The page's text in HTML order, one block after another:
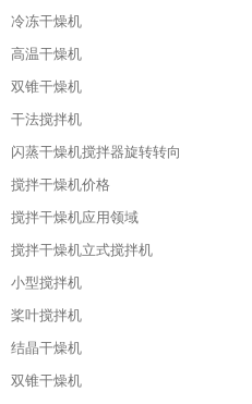
冷冻干燥机
高温干燥机
双锥干燥机
干法搅拌机
闪蒸干燥机搅拌器旋转转向
搅拌干燥机价格
搅拌干燥机应用领域
搅拌干燥机立式搅拌机
小型搅拌机
桨叶搅拌机
结晶干燥机
双锥干燥机